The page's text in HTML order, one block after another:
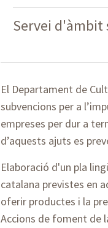
Servei d'àmbit
El Departament de
subvencions per a
empreses per dur a
d’aquests ajuts es
Elaboració d'un pla
catalana previstes en
oferir productes i la
Accions de foment de